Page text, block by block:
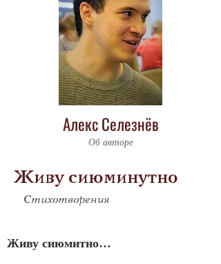
Алекс Селезнёв
Об авторе
Живу сиюминутно
Стихотворения
Живу сиюмитно…